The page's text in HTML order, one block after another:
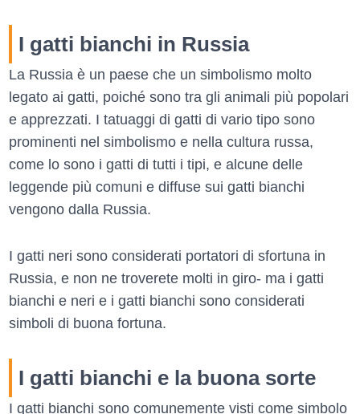
I gatti bianchi in Russia
La Russia è un paese che un simbolismo molto
legato ai gatti, poiché sono tra gli animali più popolari
e apprezzati. I tatuaggi di gatti di vario tipo sono
prominenti nel simbolismo e nella cultura russa,
come lo sono i gatti di tutti i tipi, e alcune delle
leggende più comuni e diffuse sui gatti bianchi
vengono dalla Russia.
I gatti neri sono considerati portatori di sfortuna in
Russia, e non ne troverete molti in giro- ma i gatti
bianchi e neri e i gatti bianchi sono considerati
simboli di buona fortuna.
I gatti bianchi e la buona sorte
I gatti bianchi sono comunemente visti come simbolo